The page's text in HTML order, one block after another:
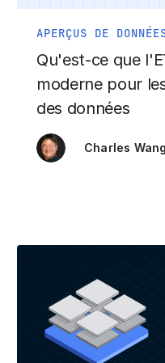
APERÇUS DE
Qu'est-ce que
moderne pour
des données
Charles Wang